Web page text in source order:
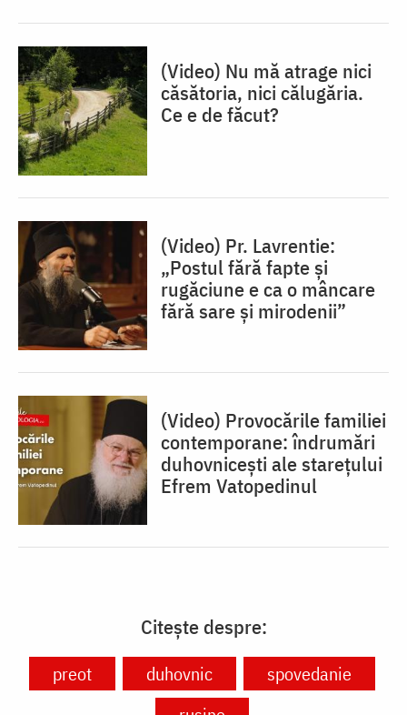
(Video) Nu mă atrage nici
căsătoria, nici călugăria.
Ce e de făcut?
(Video) Pr. Lavrentie:
„Postul fără fapte și
rugăciune e ca o mâncare
fără sare și mirodenii”
(Video) Provocările familiei
contemporane: îndrumări
duhovnicești ale starețului
Efrem Vatopedinul
Citește despre:
preot duhovnic
spovedanie